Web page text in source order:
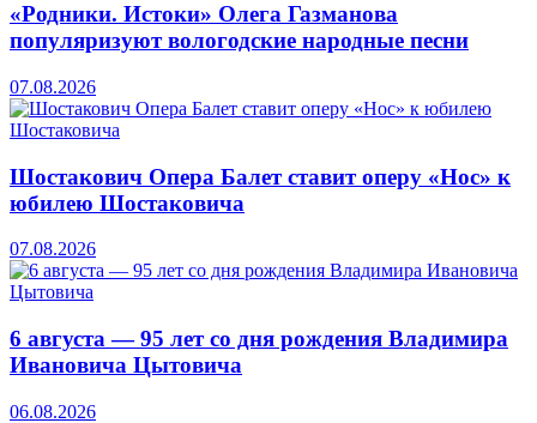
«Родники. Истоки» Олега Газманова
популяризуют вологодские народные песни
07.08.2026
Шостакович Опера Балет ставит оперу «Нос» к
юбилею Шостаковича
07.08.2026
6 августа — 95 лет со дня рождения Владимира
Ивановича Цытовича
06.08.2026